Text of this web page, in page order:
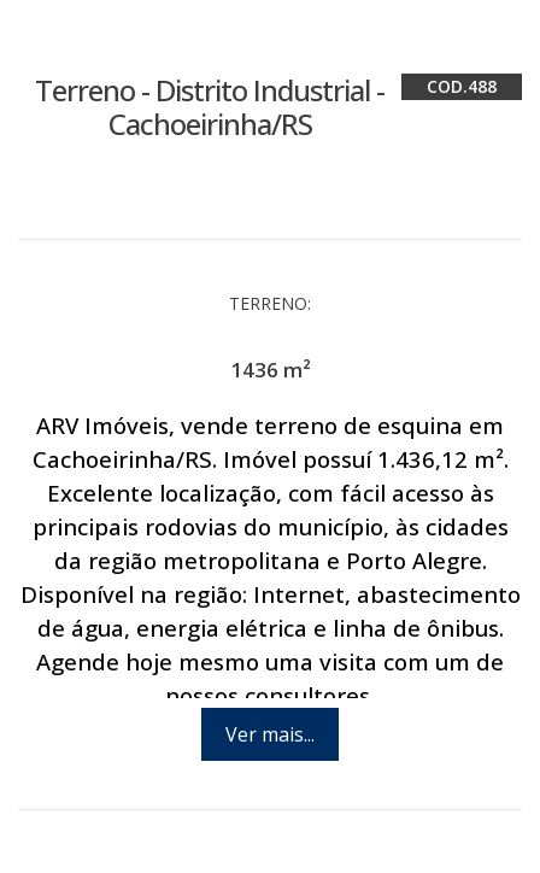
Terreno - Distrito Industrial -
Cachoeirinha/RS
488
TERRENO:
1436 m²
ARV Imóveis, vende terreno de esquina em
Cachoeirinha/RS. Imóvel possuí 1.436,12 m².
Excelente localização, com fácil acesso às
principais rodovias do município, às cidades
da região metropolitana e Porto Alegre.
Disponível na região: Internet, abastecimento
de água, energia elétrica e linha de ônibus.
Agende hoje mesmo uma visita com um de
nossos consultores.
Ver mais...